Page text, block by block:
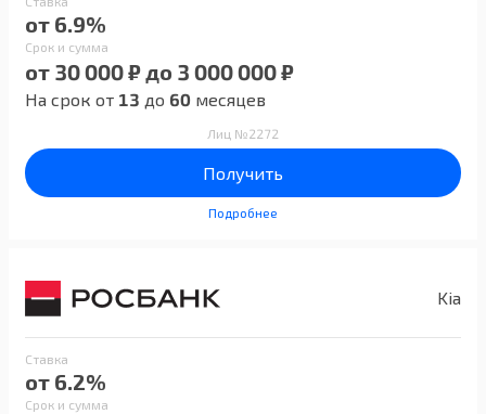
от 6.9%
Срок и сумма
от 30 000 ₽ до 3 000 000 ₽
На срок от 13 до 60 месяцев
Лиц №2272
Получить
Подробнее
Kia
Ставка
от 6.2%
Срок и сумма